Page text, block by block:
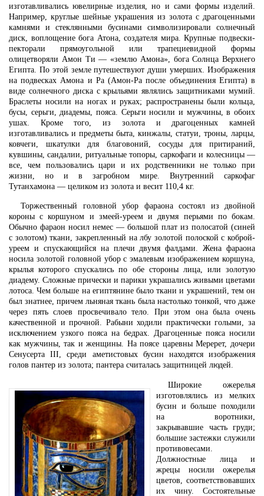
изготавливались ювелирные изделия, но и сами формы изделий.
Например, круглые шейные украшения из золота с драгоценными
камнями и стеклянными бусинами символизировали солнечный
диск, воплощение бога Атона, создателя мира. Крупные подвески-
пекторали прямоугольной или трапециевидной формы
олицетворяли Амон Ти — «землю Амона», бога Солнца Верхнего
Египта. По этой земле путешествуют души умерших. Изображения
на подвесках Амона и Ра (Амон-Ра после объединения Египта) в
виде солнечного диска с крыльями являлись защитниками мумий.
Браслеты носили на ногах и руках; распространены были кольца,
бусы, серьги, диадемы, пояса. Серьги носили и мужчины, в обоих
ушах. Кроме того, из золота и драгоценных камней
изготавливались и предметы быта, кинжалы, статуи, троны, ларцы,
ковчеги, шкатулки для благовоний, сосуды для притираний,
кувшины, сандалии, ритуальные топоры, саркофаги и колесницы —
все, чем пользовались цари и их родственники не только при
жизни, но и в загробном мире. Внутренний саркофаг
Тутанхамона — целиком из золота и весит 110,4 кг.
Торжественный головной убор фараона состоял из двойной
короны с коршуном и змеей-уреем и двумя перьями по бокам.
Обычно фараон носил немес — большой плат из полосатой (синей
с золотом) ткани, закрепленный на лбу золотой полоской с коброй-
уреем и спускающийся на плечи двумя фалдами. Жена фараона
носила золотой головной убор с эмалевым изображением коршуна,
крылья которого спускались по обе стороны лица, или золотую
диадему. Сложные прически и парики украшались живыми цветами
лотоса. Чем больше на египтянине было ткани и украшений, тем он
был знатнее, причем льняная ткань была настолько тонкой, что даже
через пять слоев просвечивало тело. При этом она была очень
качественной и прочной. Рабыни ходили практически голыми, за
исключением узкого пояса на бедрах. Драгоценные пояса носили
как мужчины, так и женщины. На поясе царевны Меререт, дочери
Сенусерта III, среди аметистовых бусин находятся изображения
голов пантер из золота; пантера считалась защитницей людей.
Широкие ожерелья
изготовлялись из мелких
бусин и больше походили
на воротники,
закрывавшие часть груди;
большие застежки служили
противовесами.
Должностные лица и
жрецы носили ожерелья
цветов, соответствовавших
их чину. Состоятельные